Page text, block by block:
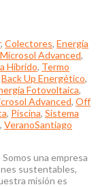
, Colectores, Energía
Microsol Advanced,
Híbrido, Termo
Back Up Energético,
Fotovoltaica,
Advanced, Off
, Piscina, Sistema
, VeranoSantiago
una empresa
sustentables,
misión es